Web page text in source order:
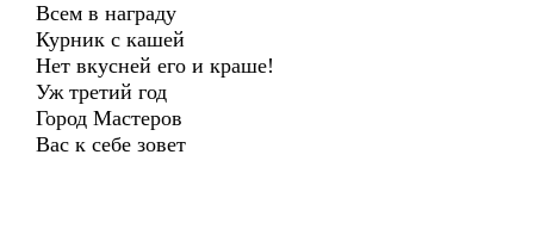
Всем в награду
Курник с кашей
Нет вкусней его и краше!
Уж третий год
Город Мастеров
Вас к себе зовет